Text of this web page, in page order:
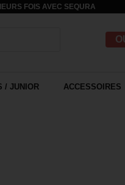
FOIS AVEC SEQURA
/ JUNIOR ACCESSOIRES